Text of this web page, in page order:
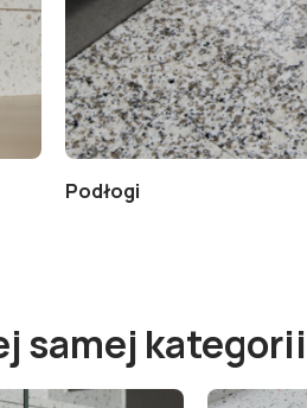
Podłogi
samej kategorii